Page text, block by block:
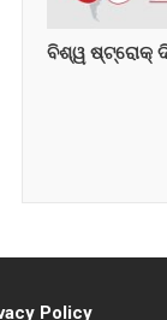
ବିଶ୍ୱ ଷ୍ଟ୍ରୋକ୍
Policy